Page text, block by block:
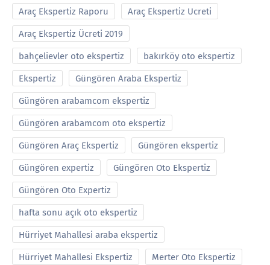
Araç Ekspertiz Raporu Araç Ekspertiz Ucreti
Araç Ekspertiz Ücreti 2019
bahçelievler oto ekspertiz bakırköy oto ekspertiz
Ekspertiz Güngören Araba Ekspertiz
Güngören arabamcom ekspertiz
Güngören arabamcom oto ekspertiz
Güngören Araç Ekspertiz Güngören ekspertiz
Güngören expertiz Güngören Oto Ekspertiz
Güngören Oto Expertiz
hafta sonu açık oto ekspertiz
Hürriyet Mahallesi araba ekspertiz
Hürriyet Mahallesi Ekspertiz Merter Oto Ekspertiz